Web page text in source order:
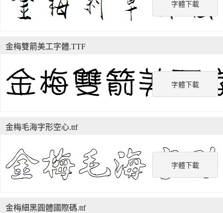
字體下載
字體下載
金梅雙箭美工字體.TTF
字體下載
金梅毛海字形空心.ttf
金梅細黑圓體國際碼.ttf